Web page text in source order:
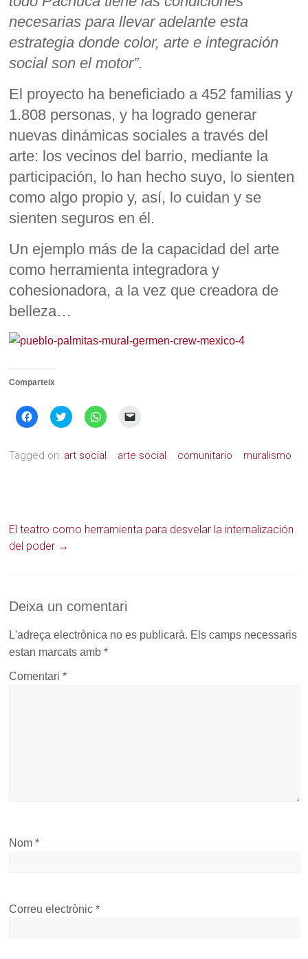
necesarias para llevar adelante esta
estrategia donde color, arte e integración
social son el motor”.
El proyecto ha beneficiado a 452 familias y
1.808 personas, y ha logrado generar
nuevas dinámicas sociales a través del
arte: los vecinos del barrio, mediante la
participación, lo han hecho suyo, lo sienten
como algo propio y, así, lo cuidan y se
sienten seguros en él.
Un ejemplo más de la capacidad del arte
como herramienta integradora y
cohesionadora, a la vez que creadora de
belleza…
Comparteix
Feu
clic
al
Facebook
Feu
clic
al
Twitter
Feu
clic
al
WhatsApp
un
enllaç
en
Tagged on: art social arte social comunitario muralismo
El teatro como herramienta para desvelar la internalización
del poder →
Deixa un comentari
L'adreça electrònica no es publicarà. Els camps necessaris
estan marcats amb*
Comentari*
Nom*
Correu electrònic*